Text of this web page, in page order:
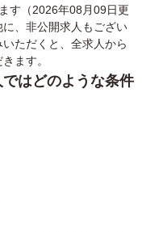
す（2026年08月09日更
、非公開求人もござい
ただくと、全求人から
ます。
はどのような条件